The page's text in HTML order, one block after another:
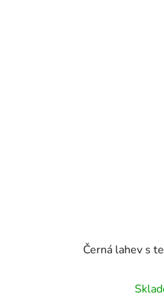
Černá lahev s